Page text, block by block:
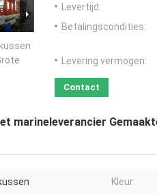
Levertijd:
Betalingscondities:
Levering vermogen:
Contact
marineleverancier
Kleur: